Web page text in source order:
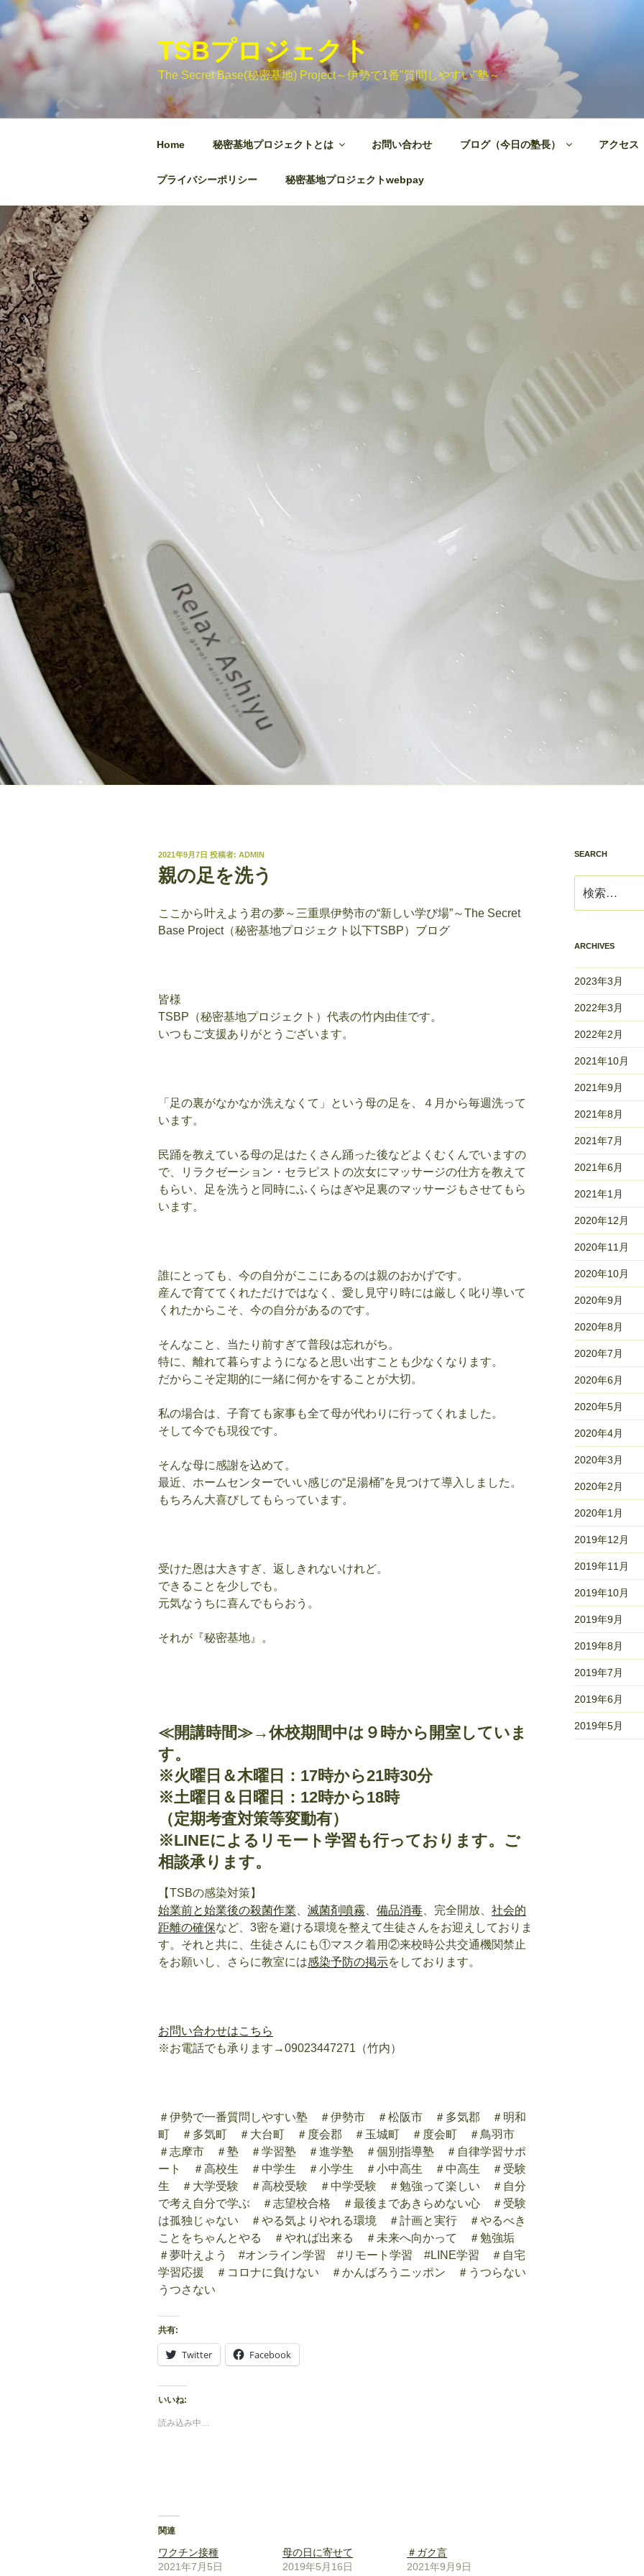
ン
テ
TSBプロジェクト
The Secret Base(秘密基地) Project～伊勢で1番"質問しやすい"塾～
Home 秘密基地プロジェクトとは お問い合わせ ブログ（今日の塾長） アクセス
プライバシーポリシー 秘密基地プロジェクトwebpay
投
稿
日:
2021年9月7日 投稿者: ADMIN
親の足を洗う
ここから叶えよう君の夢～三重県伊勢市の“新しい学び場”～The Secret
Base Project（秘密基地プロジェクト以下TSBP）ブログ
皆様
TSBP（秘密基地プロジェクト）代表の竹内由佳です。
いつもご支援ありがとうございます。
「足の裏がなかなか洗えなくて」という母の足を、４月から毎週洗って
います。
民踊を教えている母の足はたくさん踊った後などよくむくんでいますの
で、リラクゼーション・セラピストの次女にマッサージの仕方を教えて
もらい、足を洗うと同時にふくらはぎや足裏のマッサージもさせてもら
います。
誰にとっても、今の自分がここにあるのは親のおかげです。
産んで育ててくれただけではなく、愛し見守り時には厳しく叱り導いて
くれたからこそ、今の自分があるのです。
そんなこと、当たり前すぎて普段は忘れがち。
特に、離れて暮らすようになると思い出すことも少なくなります。
だからこそ定期的に一緒に何かをすることが大切。
私の場合は、子育ても家事も全て母が代わりに行ってくれました。
そして今でも現役です。
そんな母に感謝を込めて。
最近、ホームセンターでいい感じの“足湯桶”を見つけて導入しました。
もちろん大喜びしてもらっています。
受けた恩は大きすぎ、返しきれないけれど。
できることを少しでも。
元気なうちに喜んでもらおう。
それが『秘密基地』。
≪開講時間≫→休校期間中は９時から開室していま
す。
※火曜日＆木曜日：17時から21時30分
※土曜日＆日曜日：12時から18時
（定期考査対策等変動有）
※LINEによるリモート学習も行っております。ご
相談承ります。
【TSBの感染対策】
始業前と始業後の殺菌作業
滅菌剤噴霧 備品消毒 、完全開放、 社会的
距離の確保など、3密を避ける環境を整えて生徒さんをお迎えしておりま
す。それと共に、生徒さんにも①マスク着用②来校時公共交通機関禁止
をお願いし、さらに教室には感染予防の掲示をしております。
お問い合わせはこちら
※お電話でも承ります→09023447271（竹内）
＃伊勢で一番質問しやすい塾 ＃伊勢市 ＃松阪市 ＃多気郡 ＃明和
町 ＃多気町 ＃大台町 ＃度会郡 ＃玉城町 ＃度会町 ＃鳥羽市
＃志摩市 ＃塾 ＃学習塾 ＃進学塾 ＃個別指導塾 ＃自律学習サポ
ート ＃高校生 ＃中学生 ＃小学生 ＃小中高生 ＃中高生 ＃受験
生 ＃大学受験 ＃高校受験 ＃中学受験 ＃勉強って楽しい ＃自分
で考え自分で学ぶ ＃志望校合格 ＃最後まであきらめない心 ＃受験
は孤独じゃない ＃やる気よりやれる環境 ＃計画と実行 ＃やるべき
ことをちゃんとやる ＃やれば出来る ＃未来へ向かって ＃勉強垢
＃夢叶えよう #オンライン学習 #リモート学習 #LINE学習
＃自宅
学習応援
＃コロナに負けない ＃かんばろうニッポン ＃うつらない
うつさない
共有:
Twitter Facebook
いいね:
読み込み中…
関連
ワクチン接種
2021年7月5日
母の日に寄せて
2019年5月16日
＃ガク言
2021年9月9日
SEARCH
索:
ARCHIVES
2023年3月
2022年3月
2022年2月
2021年10月
2021年9月
2021年8月
2021年7月
2021年6月
2021年1月
2020年12月
2020年11月
2020年10月
2020年9月
2020年8月
2020年7月
2020年6月
2020年5月
2020年4月
2020年3月
2020年2月
2020年1月
2019年12月
2019年11月
2019年10月
2019年9月
2019年8月
2019年7月
2019年6月
2019年5月